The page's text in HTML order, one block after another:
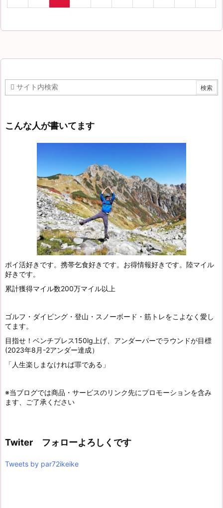
こんな人が書いてます
ポイ活好きです。携帯乞食好きです。お得情報好きです。陸マイル
好きです。
累計獲得マイル数200万マイル以上
ゴルフ・ダイビング・登山・スノーボード・筋トレをこよなく愛し
てます。
目指せ！ベンチプレス150lg上げ、アンダーパーでラウンドが目標
(2023年8月-2アンダー達成）
「人生楽しまなければ罪である」
※当ブログでは商品・サービスのリンク先にプロモーションを含み
ます、ご了承ください
Twiter フォローよろしくです
Tweets by par72ikeike